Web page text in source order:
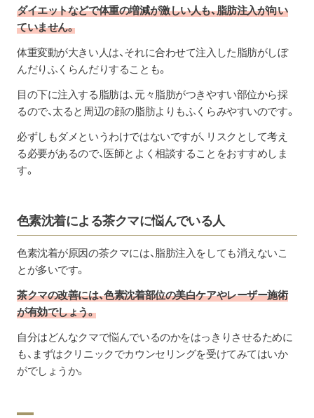
ダイエットなどで体重の増減が激しい人も、脂肪注入が向い
ていません。
体重変動が大きい人は、それに合わせて注入した脂肪がしぼ
んだりふくらんだりすることも。
目の下に注入する脂肪は、元々脂肪がつきやすい部位から採
るので、太ると周辺の顔の脂肪よりもふくらみやすいのです。
必ずしもダメというわけではないですが、リスクとして考え
る必要があるので、医師とよく相談することをおすすめしま
す。
色素沈着による茶クマに悩んでいる人
色素沈着が原因の茶クマには、脂肪注入をしても消えないこ
とが多いです。
茶クマの改善には、色素沈着部位の美白ケアやレーザー施術
が有効でしょう。
自分はどんなクマで悩んでいるのかをはっきりさせるために
も、まずはクリニックでカウンセリングを受けてみてはいか
がでしょうか。